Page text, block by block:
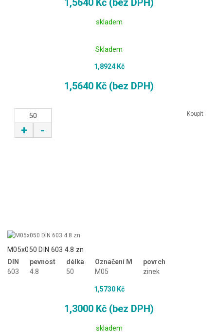
1,5640 Kč (bez DPH)
skladem
Skladem
1,8924 Kč
1,5640 Kč (bez DPH)
+ -
Koupit
M05x050 DIN 603 4.8 zn
DIN
603
pevnost
4.8
délka
50
Označení M
M05
povrch
zinek
1,5730 Kč
1,3000 Kč (bez DPH)
skladem